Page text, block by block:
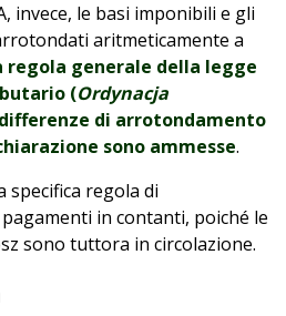
invece, le basi imponibili e gli
aritmeticamente a
regola generale della legge
(Ordynacja
di arrotondamento
sono ammesse.
specifica regola di
in contanti, poiché le
sono tuttora in circolazione.